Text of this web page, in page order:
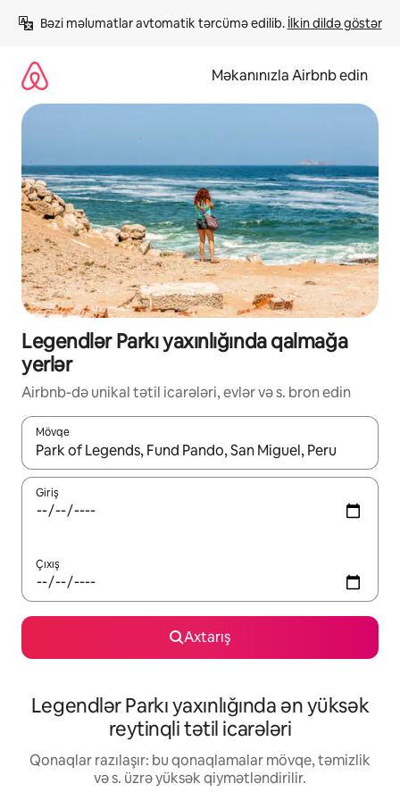
keç
Bəzi məlumatlar avtomatik tərcümə edilib. İlkin dildə göstər
Məkanınızla Airbnb edin
Legendlər Parkı yaxınlığında qalmağa
yerlər
Airbnb-də unikal tətil icarələri, evlər və s. bron edin
Mövqe
Nəticələr varsa, yuxarı və aşağı ox düymələri ilə naviqasiya
Giriş
Çıxış
Axtarış
Legendlər Parkı yaxınlığında ən yüksək
reytinqli tətil icarələri
Qonaqlar razılaşır: bu qonaqlamalar mövqe, təmizlik
və s. üzrə yüksək qiymətləndirilir.